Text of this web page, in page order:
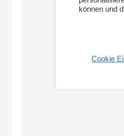
können und
Cookie